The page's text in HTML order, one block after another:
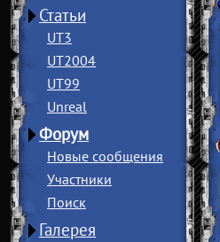
Статьи
UT3
UT2004
UT99
Unreal
Форум
Новые сообщения
Участники
Поиск
Галерея